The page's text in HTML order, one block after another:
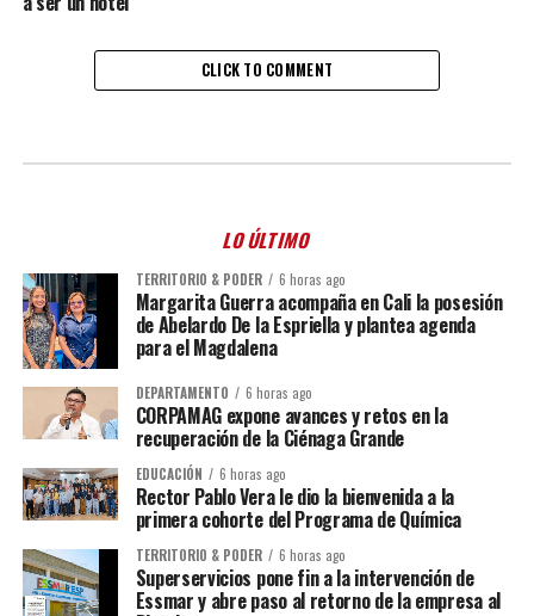
CLICK TO COMMENT
LO ÚLTIMO
TERRITORIO & PODER 6 horas ago
Margarita Guerra acompaña en Cali la posesión
de Abelardo De la Espriella y plantea agenda
para el Magdalena
DEPARTAMENTO 6 horas ago
CORPAMAG expone avances y retos en la
recuperación de la Ciénaga Grande
EDUCACIÓN 6 horas ago
Rector Pablo Vera le dio la bienvenida a la
primera cohorte del Programa de Química
TERRITORIO & PODER 6 horas ago
Superservicios pone fin a la intervención de
Essmar y abre paso al retorno de la empresa al